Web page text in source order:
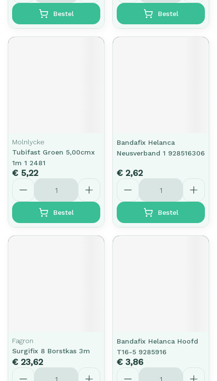
Bestel Bestel
Molnlycke
Tubifast Groen 5,00cmx
1m 1 2481
€ 5,22
Aantal
Bestel
Bandafix Helanca
Neusverband 1 928516306
€ 2,62
Aantal
Bestel
Fagron
Surgifix 8 Borstkas 3m
€ 23,62
Aantal
Bandafix Helanca Hoofd
T16-5 9285916
€ 3,86
Aantal